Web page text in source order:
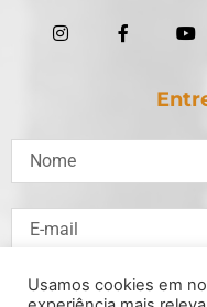
Usamos cookies em